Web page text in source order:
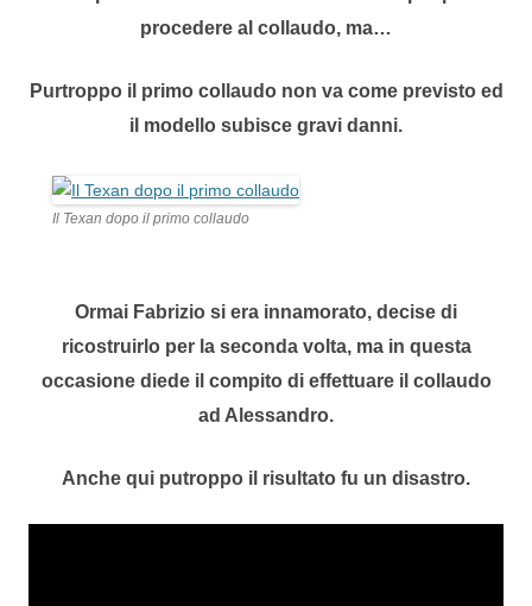
procedere al collaudo, ma…
Purtroppo il primo collaudo non va come previsto ed
il modello subisce gravi danni.
Il Texan dopo il primo collaudo
Ormai Fabrizio si era innamorato, decise di
ricostruirlo per la seconda volta, ma in questa
occasione diede il compito di effettuare il collaudo
ad Alessandro.
Anche qui putroppo il risultato fu un disastro.